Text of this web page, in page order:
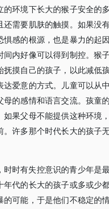
环境下长大的猴子安全的
需要肌肤的触摸。如果没
感的根源，也是暴力的起
内好像可以得到制控。猴
摸自己的孩子，以此减低
爱意的方式。儿童可以从
的感情和语言交流。孩童
果父母不能提供这种环境
许多那个时代长大的孩子
时有失控意识的青少年是
代的长大的孩子或多或少
可能，于是他们不稳定的